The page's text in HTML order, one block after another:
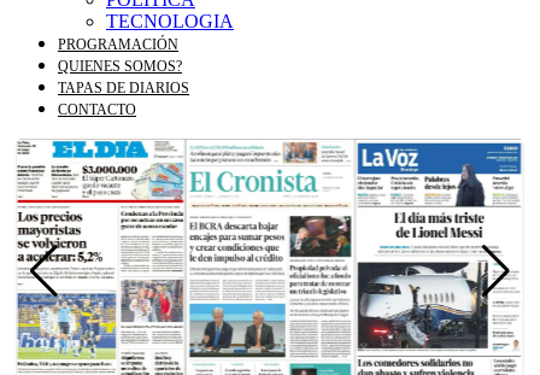
TECNOLOGIA
PROGRAMACIÓN
QUIENES SOMOS?
TAPAS DE DIARIOS
CONTACTO